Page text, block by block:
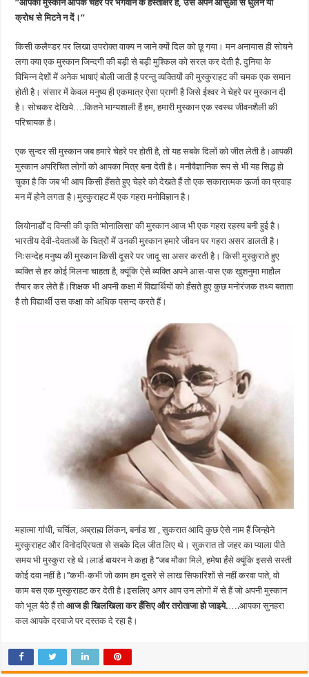
”आपकी मुस्कान आपके चेहरे पर भगवान के हस्ताक्षर हैं, उसे अपने आँसुओं से धुलने या
क्रोध से मिटने न दें।’’
किसी कलैण्डर पर लिखा उपरोक्त वाक्य न जाने क्यों दिल को छू गया। मन अनायास ही सोचने
लगा क्या एक मुस्कान जिन्दगी की बड़ी से बड़ी मुश्किल को सरल कर देती है. दुनिया के
विभिन्न देशों में अनेक भाषाएं बोली जाती है परन्तु व्यक्तियों की मुस्कुराहट की चमक एक समान
होती है। संसार में केवल मनुष्य ही एकमात्र ऐसा प्राणी है जिसे ईश्वर ने चेहरे पर मुस्कान दी
है। सोचकर देखिये….कितने भाग्यशाली हैं हम, हमारी मुस्कान एक स्वस्थ जीवनशैली की
परिचायक है।
एक सुन्दर सी मुस्कान जब हमारे चेहरे पर होती है, तो यह सबके दिलों को जीत लेती है।आपकी
मुस्कान अपरिचित लोगों को आपका मित्र बना देती है। मनौवैज्ञानिक रूप से भी यह सिद्ध हो
चुका है कि जब भी आप किसी हँसते हुए चेहरे को देखते हैं तो एक सकारात्मक ऊर्जा का प्रवाह
मन में होने लगता है।मुस्कुराहट में एक गहरा मनोविज्ञान है।
लियोनार्डों द विन्सी की कृति ’मोनालिसा’ की मुस्कान आज भी एक गहरा रहस्य बनी हुई है।
भारतीय देवी-देवताओं के चित्रों में उनकी मुस्कान हमारे जीवन पर गहरा असर डालती है।
निःसन्देह मनुष्य की मुस्कान किसी दूसरे पर जादू सा असर करती है। किसी मुस्कुराते हुए
व्यक्ति से हर कोई मिलना चाहता है, क्यूंकि ऐसे व्यक्ति अपने आस-पास एक खुशनुमा माहौल
तैयार कर लेते हैं।शिक्षक भी अपनी कक्षा में विद्यार्थियों को हँसते हुए कुछ मनोरंजक तथ्य बताता
है तो विद्यार्थी उस कक्षा को अधिक पसन्द करते हैं।
महात्मा गांधी, चर्चिल, अब्राह्म लिंकन, बर्नाड शा , सुकरात आदि कुछ ऐसे नाम हैं जिन्होने
मुस्कुराहट और विनोदप्रियता से सबके दिल जीत लिए थे। सुकरात तो जहर का प्याला पीते
समय भी मुस्कुरा रहे थे।लार्ड बायरन ने कहा है ’’जब मौका मिले, हमेषा हँसे क्यूंकि इससे सस्ती
कोई दवा नहीं है।’’कभी-कभी जो काम हम दूसरे से लाख सिफारिशों से नहीं करवा पाते, वो
काम बस एक मुस्कुराहट कर देती है।इसलिए अगर आप उन लोगों में से हैं जो अपनी मुस्कान
को भूल बैठे हैं तोआज ही खिलखिला कर हँसिए और तरोताजा हो जाइये.….आपका सुनहरा
कल आपके दरवाजे पर दस्तक दे रहा है।